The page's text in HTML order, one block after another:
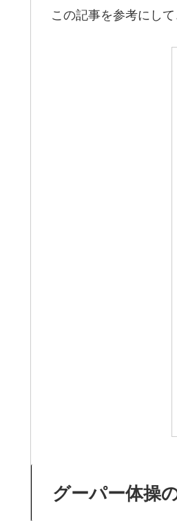
この記事を参考にし
グーパー体操